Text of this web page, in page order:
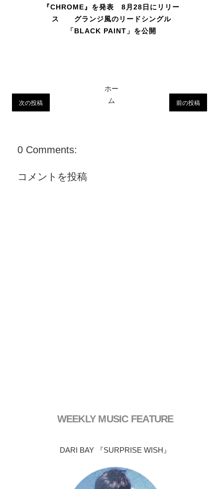
『CHROME』を発表 8月28日にリリー
ス グランジ風のリードシングル
「BLACK PAINT」を公開
次の投稿 前の投稿
ホー
ム
0 Comments:
コメントを投稿
WEEKLY MUSIC FEATURE
DARI BAY 『SURPRISE WISH』